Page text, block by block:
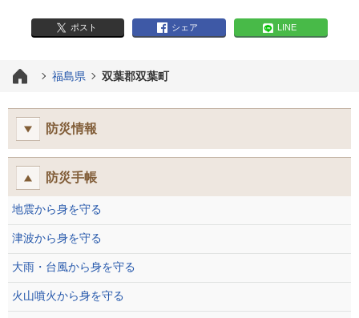
ポスト シェア LINE
福島県 双葉郡双葉町
防災情報
防災手帳
地震から身を守る
津波から身を守る
大雨・台風から身を守る
火山噴火から身を守る